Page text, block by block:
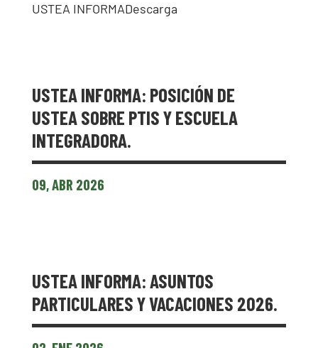
USTEA INFORMADescarga
USTEA INFORMA: POSICIÓN DE
USTEA SOBRE PTIS Y ESCUELA
INTEGRADORA.
09, ABR 2026
USTEA INFORMA: ASUNTOS
PARTICULARES Y VACACIONES 2026.